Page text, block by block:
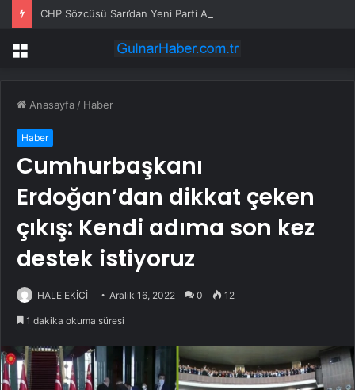
Menü
Anasayfa / Haber
Haber
Cumhurbaşkanı
Erdoğan’dan dikkat çeken
çıkış: Kendi adıma son kez
destek istiyoruz
HALE EKİCİ Aralık 16, 2022 0 12
1 dakika okuma süresi